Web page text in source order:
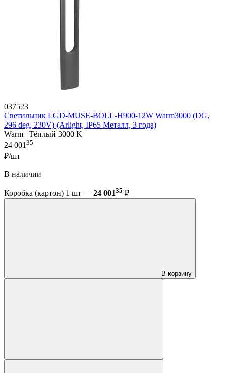
037523
Светильник LGD-MUSE-BOLL-H900-12W Warm3000 (DG,
296 deg, 230V) (Arlight, IP65 Металл, 3 года)
Warm | Тёплый 3000 K
24 00135
₽/шт
В наличии
Коробка (картон) 1 шт — 24 00135 ₽
В корзину